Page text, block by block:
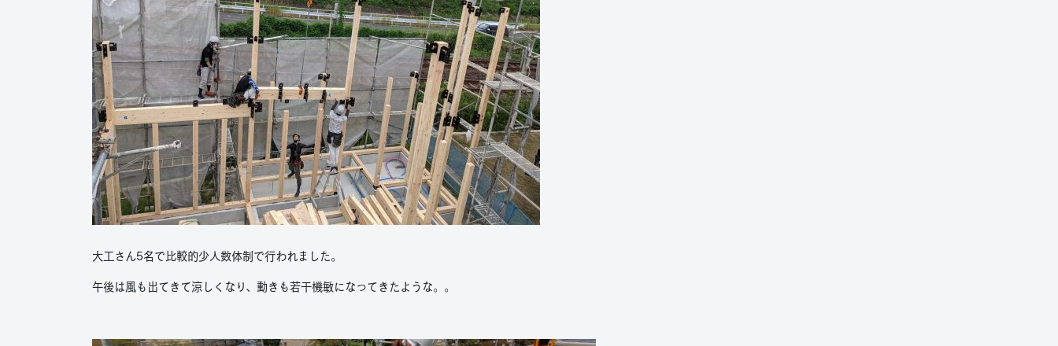
大工さん5名で比較的少人数体制で行われました。
午後は風も出てきて涼しくなり、動きも若干機敏になってきたような。。